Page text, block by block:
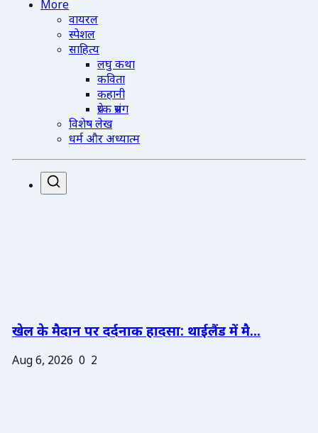
More
वायरल
स्पेशल
साहित्य
लघु कथा
कविता
कहानी
प्रेरक प्रसंग
विशेष लेख
धर्म और अध्यात्म
खेल के मैदान पर दर्दनाक हादसा: थाईलैंड में मै...
Aug 6, 2026 0 2